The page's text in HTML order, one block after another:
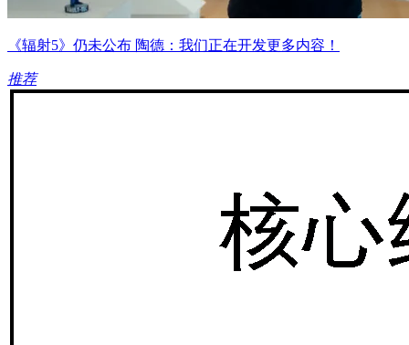
《辐射5》仍未公布 陶德：我们正在开发更多内容！
推荐